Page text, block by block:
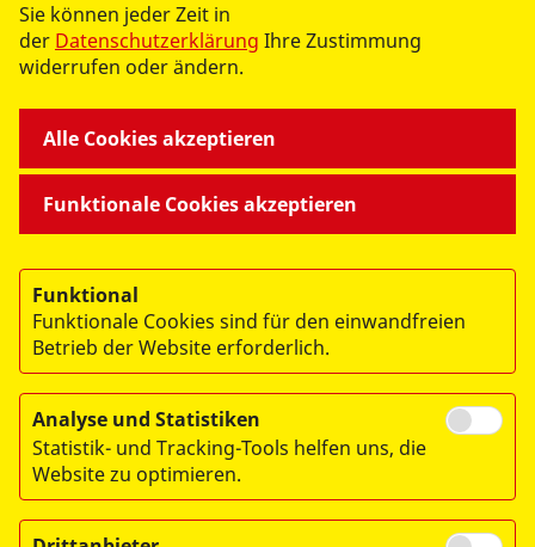
UNSERE ANGEBOTE
AKTIV WERDEN
ÜBER UNS
© 2026 ASB in Falkensee und im Osthavelland
Sie können jeder Zeit in
der Datenschutzerklärung Ihre Zustimmung
widerrufen oder ändern.
Funktionale Cookies akzeptieren
Alle Cookies akzeptieren
Funktional
Funktionale Cookies sind für den einwandfreien
Betrieb der Website erforderlich.
Analyse und Statistiken
Statistik- und Tracking-Tools helfen uns, die
Website zu optimieren.